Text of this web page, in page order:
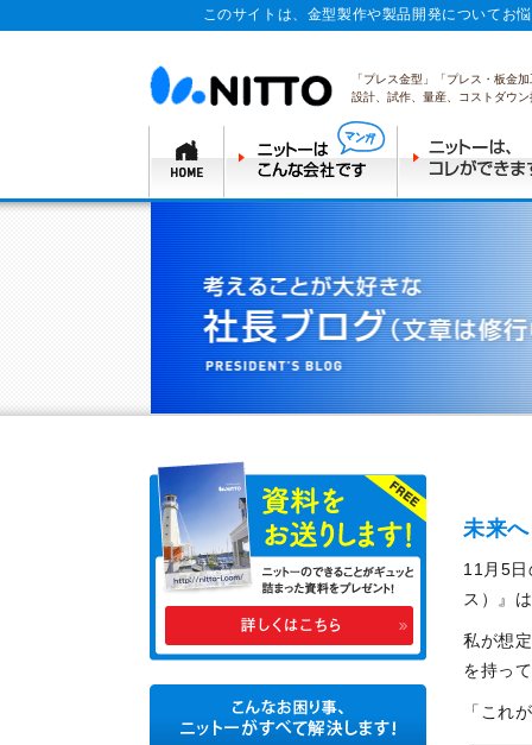
このサイトは、金型製作や製品開発についてお
「プレス金型」「プレス・板金
設計、試作、量産、コストダウ
未来
11月5
ス）』
私が想
を持っ
「これ